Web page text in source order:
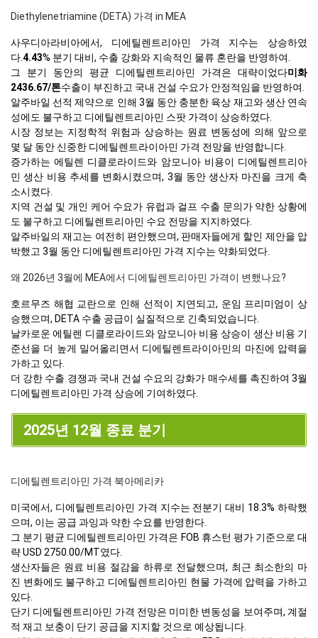
Diethylenetriamine (DETA) 가격 in MEA
사우디아라비아에서, 디에틸렌트리아민 가격 지수는 상승하였
다.4.43% 분기 대비, 수출 강화와 지속적인 물류 혼란을 반영하여.
그 분기 동안의 평균 디에틸렌트리아민 가격은 대략이었다미화
2436.67/톤수출이 부진하고 국내 건설 수요가 안정적임을 반영하여.
알주바일 선적 제약으로 인해 3월 동안 충분한 육상 재고와 생산 연속
성에도 불구하고 디에틸렌트리아민 스팟 가격이 상승하였다.
시장 정보는 지정학적 위험과 상승하는 원료 변동성에 의해 앞으로
몇 달 동안 신중한 디에틸렌트라이아민 가격 전망을 반영합니다.
증가하는 에틸렌 디클로라이드와 암모니아 비용이 디에틸렌트리아
민 생산 비용 추세를 변화시켰으며, 3월 동안 생산자 마진을 크게 축
소시켰다.
지역 건설 및 개인 케어 수요가 유럽과 걸프 수출 문의가 약한 상황에
도 불구하고 디에틸렌트리아민 수요 전망을 지지하였다.
알주바일의 재고는 여전히 편안했으며, 판매자들에게 할인 제안을 압
박했고 3월 동안 디에틸렌트리아민 가격 지수는 약화되었다.
왜 2026년 3월에 MEA에서 디에틸렌트리아민 가격이 변했나요?
호르무즈 해협 교란으로 인해 선적이 지연되고, 운임 프리미엄이 상
승했으며, DETA 수출 공급이 실질적으로 긴축되었습니다.
날카로운 에틸렌 디클로라이드와 암모니아 비용 상승이 생산 비용 기
준선을 더 높게 밀어올리면서 디에틸렌트라이아민의 마진에 압력을
가하고 있다.
더 강한 수출 경쟁과 국내 건설 수요의 강화가 매수세를 촉진하여 3월
디에틸렌트리아민 가격 상승에 기여하였다.
2025년 12월 종료 분기
디에틸렌트리아민 가격 북아메리카
미국에서, 디에틸렌트리아민 가격 지수는 전분기 대비 18.3% 하락했
으며, 이는 공급 과잉과 약한 수요를 반영한다.
그 분기 평균 디에틸렌트리아민 가격은 FOB 휴스턴 평가 기준으로 대
략 USD 2750.00/MT였다.
생산자들은 원료 비용 절감을 하류로 전달했으며, 최근 최소한의 마
진 변화에도 불구하고 디에틸렌트리아민 현물 가격에 압력을 가하고
있다.
단기 디에틸렌트리아민 가격 전망은 미미한 변동성을 보여주며, 계절
적 재고 보충이 단기 공급을 지지할 것으로 예상됩니다.